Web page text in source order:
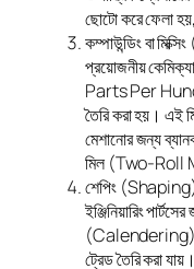
ছোটো করে ফেলা
কম্পাউন্ডিং বা
প্রয়োজনীয়
Parts Per
তৈরি করা হয়। এই
মেশানোর জন্য
মিল (Two-Roll
শেপিং (Shaping):
ইঞ্জিনিয়ারিং
(Calendering)
ট্রেড তৈরি করা যায়।